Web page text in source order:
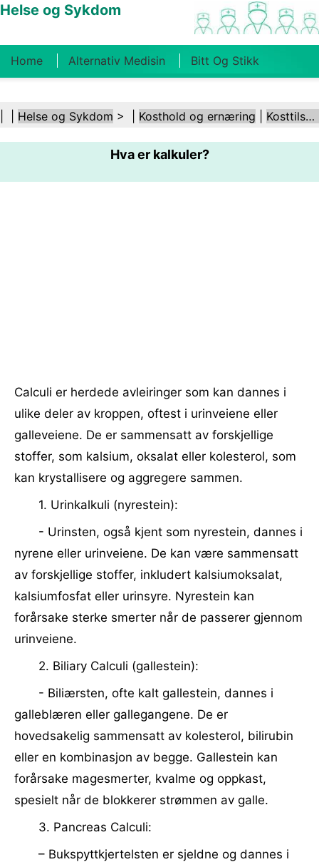
Helse og Sykdom
Home Alternativ Medisin Bitt Og Stikk
Kosthold Og Ernæring Familiehelse
Psykisk Helse
Sikkerhet Kirurgi Og Prosedyrer Helse
Helse og Sykdom > | Kosthold og ernæring Kosttilskudd
Hva er kalkuler?
Calculi er herdede avleiringer som kan dannes i
ulike deler av kroppen, oftest i urinveiene eller
galleveiene. De er sammensatt av forskjellige
stoffer, som kalsium, oksalat eller kolesterol, som
kan krystallisere og aggregere sammen.
1. Urinkalkuli (nyrestein):
- Urinsten, også kjent som nyrestein, dannes i
nyrene eller urinveiene. De kan være sammensatt
av forskjellige stoffer, inkludert kalsiumoksalat,
kalsiumfosfat eller urinsyre. Nyrestein kan
forårsake sterke smerter når de passerer gjennom
urinveiene.
2. Biliary Calculi (gallestein):
- Biliærsten, ofte kalt gallestein, dannes i
galleblæren eller gallegangene. De er
hovedsakelig sammensatt av kolesterol, bilirubin
eller en kombinasjon av begge. Gallestein kan
forårsake magesmerter, kvalme og oppkast,
spesielt når de blokkerer strømmen av galle.
3. Pancreas Calculi:
– Bukspyttkjertelsten er sjeldne og dannes i